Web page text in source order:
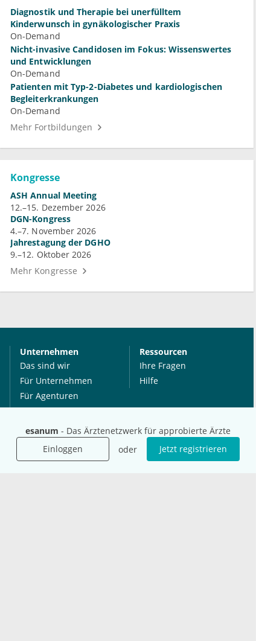
esanum - Das Ärztenetzwerk für approbierte Ärzte
Einloggen
oder Jetzt registrieren
Diagnostik und Therapie bei unerfülltem
Kinderwunsch in gynäkologischer Praxis
On-Demand
Nicht-invasive Candidosen im Fokus: Wissenswertes
und Entwicklungen
On-Demand
Patienten mit Typ-2-Diabetes und kardiologischen
Begleiterkrankungen
On-Demand
Mehr Fortbildungen
Kongresse
ASH Annual Meeting
12.–15. Dezember 2026
DGN-Kongress
4.–7. November 2026
Jahrestagung der DGHO
9.–12. Oktober 2026
Mehr Kongresse
Unternehmen
Das sind wir
Für Unternehmen
Für Agenturen
Mediadaten
Karriere
Ressourcen
Ihre Fragen
Hilfe